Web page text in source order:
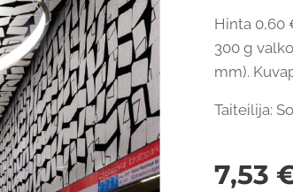
Hinta 0,60
300 g
mm).
Taiteilija:
7,53